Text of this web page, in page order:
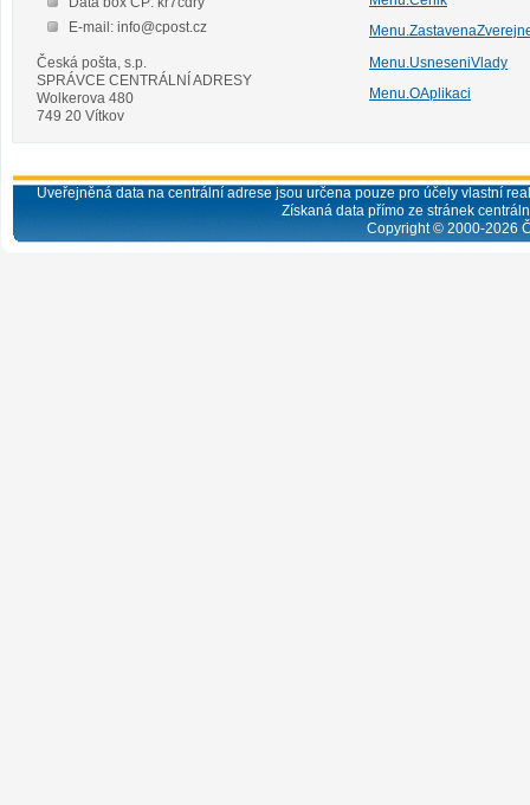
E-mail: info@cpost.cz
Česká pošta, s.p.
SPRÁVCE CENTRÁLNÍ ADRESY
Wolkerova 480
749 20 Vítkov
Menu.UsneseniVlady
Menu.OAplikaci
Uveřejněná data na centrální adrese jsou určena pouze pro účely vlastní
Získaná data přímo ze stránek
Copyright © 2000-2026